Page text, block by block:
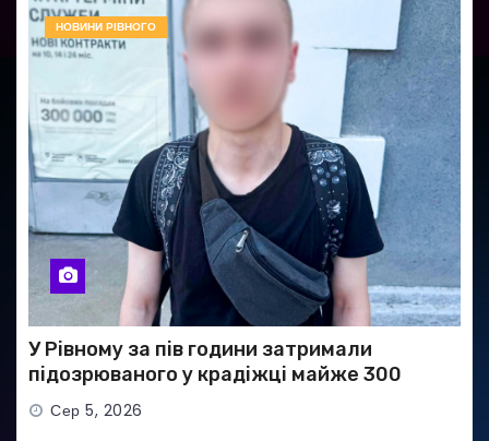
НОВИНИ РІВНОГО
У Рівному за пів години затримали
підозрюваного у крадіжці майже 300
тисяч гривень
Сер 5, 2026